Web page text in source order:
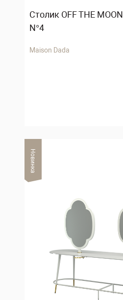
Столик OFF THE MOON
N°4
Maison Dada
Новинка